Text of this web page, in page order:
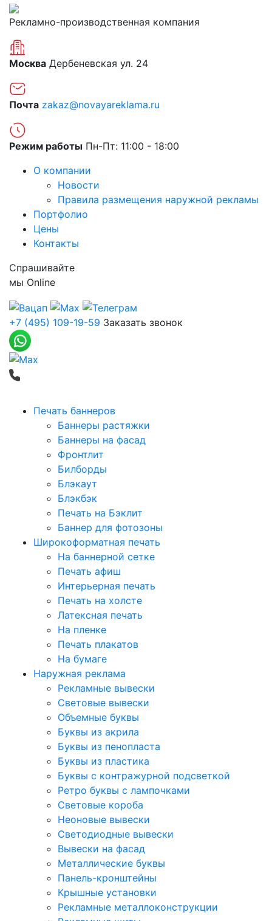
Рекламно-производственная компания
Москва Дербеневская ул. 24
Почта zakaz@novayareklama.ru
Режим работы Пн-Пт: 11:00 - 18:00
О компании
Новости
Правила размещения наружной рекламы
Портфолио
Цены
Контакты
Спрашивайте
мы Online
+7 (495) 109-19-59 Заказать звонок
Печать баннеров
Баннеры растяжки
Баннеры на фасад
Фронтлит
Билборды
Блэкаут
Блэкбэк
Печать на Бэклит
Баннер для фотозоны
Широкоформатная печать
На баннерной сетке
Печать афиш
Интерьерная печать
Печать на холсте
Латексная печать
На пленке
Печать плакатов
На бумаге
Наружная реклама
Рекламные вывески
Световые вывески
Объемные буквы
Буквы из акрила
Буквы из пенопласта
Буквы из пластика
Буквы с контражурной подсветкой
Ретро буквы с лампочками
Световые короба
Неоновые вывески
Светодиодные вывески
Вывески на фасад
Металлические буквы
Панель-кронштейны
Крышные установки
Рекламные металлоконструкции